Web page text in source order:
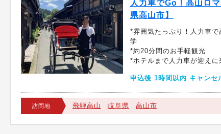
人力車でGo！高山ロ
県高山市】
*雰囲気たっぷり！人力車で
学
*約20分間のお手軽観光
*ホテルまで人力車が迎えに
申込後 1時間以内 キャンセ
訪問地 飛騨高山 岐阜県 高山市